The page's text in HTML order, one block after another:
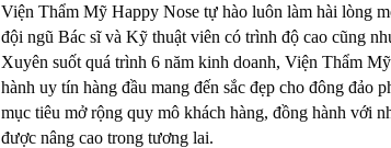
Viện Thẩm Mỹ Happy Nose tự hào luôn làm hài lòng
đội ngũ Bác sĩ và Kỹ thuật viên có trình độ cao cũng
Xuyên suốt quá trình 6 năm kinh doanh, Viện Thẩm
hành uy tín hàng đầu mang đến sắc đẹp cho đông
mục tiêu mở rộng quy mô khách hàng, đồng hành với
được nâng cao trong tương lai.